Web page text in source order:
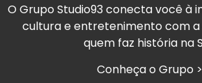
O Grupo Studio93 conecta você à
cultura e entretenimento com
quem faz história na
Conheça o Grupo